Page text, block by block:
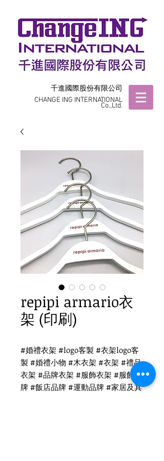
千進國際股份有限公司
CHANGE ING INTERNATIONAL
Co.,Ltd.
repipi armario衣
架 (印刷)
#婚禮衣架 #logo客製 #衣架logo客
製 #婚禮小物 #木衣架 #衣架 #禮品
衣架 #品牌衣架 #服飾衣架 #服飾品
牌 #飯店品牌 #運動品牌 #家居及其